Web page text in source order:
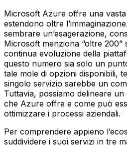
Microsoft Azure offre una
estendono oltre
sembrare un’esagerazione,
Microsoft menziona “oltre 200”
continua evoluzione della
questo numero sia solo un
tale mole di opzioni disponibili,
singolo servizio sarebbe un
Tuttavia, possiamo delineare
che Azure offre e come può
ottimizzare i processi aziendali.
Per comprendere appieno
suddividere i suoi servizi in tre